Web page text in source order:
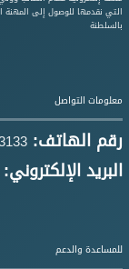
التي نقدمها للوصول إلى المهنة
بالسلطنة
معلومات التواصل
رقم الهاتف:
البريد الإلكتروني:
للمساعدة والدعم